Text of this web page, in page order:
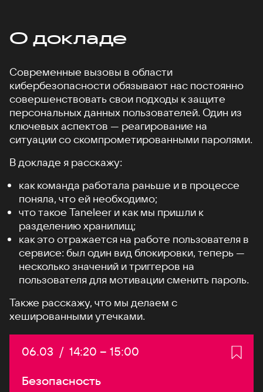
О докладе
Современные вызовы в области
кибербезопасности обязывают нас постоянно
совершенствовать свои подходы к защите
персональных данных пользователей. Один из
ключевых аспектов — реагирование на
ситуации со скомпрометированными паролями.
В докладе я расскажу:
как команда работала раньше и в процессе
поняла, что ей необходимо;
что такое Taneleer и как мы пришли к
разделению хранилищ;
как это отражается на работе пользователя в
сервисе: был один вид блокировки, теперь —
несколько значений и триггеров на
пользователя для мотивации сменить пароль.
Также расскажу, что мы делаем с
хешированными утечками.
Дата:
06.03 / Начало:
14:20 – Конец:
15:00
Безопасность